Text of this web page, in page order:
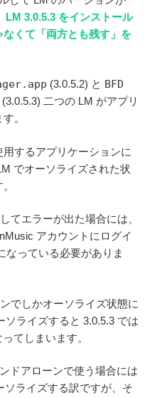
LM 3.0.5.3 をインストール
くて「両方とも残す」を
(3.0.5.2) と BFD
(3.0.5.3) 二つの LM がアプリ
。
するアプリケーションに
でオーソライズされた状
てエラーが出た場合には、
アカウントにログイ
なっている必要がありま
でしかオーソライズ状態に
ソライズすると 3.0.5.3 では
てしまいます。
ドアローンで使う場合には
ソライズする訳ですが、そ